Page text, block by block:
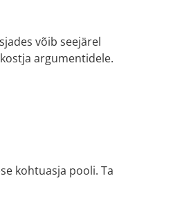
võib seejärel
argumentidele.
kohtuasja pooli. Ta